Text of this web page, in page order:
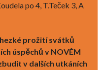
po 4, T.Teček 3, A
prožití svátků
úspěchů v NOVÉM
v dalších utkáních